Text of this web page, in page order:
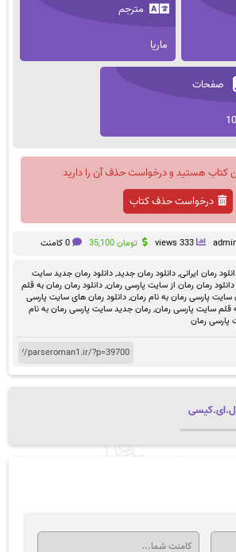
مترجم
ماریا
صفحات
کتاب هستید و درخواست حذف آن را دارید
درخواست حذف کتاب
333 views تومان35,100 0 کامنت
رمان ایرانی,دانلود رمان جدید,دانلود رمان جدید سایت
دانلود رمان رمان از سایت پارسی رمان,دانلود رمان رمان به قلم
سایت پارسی رمان به نام رمان,دانلود رمان های سایت پارسی
قلم سایت پارسی رمان,رمان جدید سایت پارسی رمان به نام
پارسی رمان